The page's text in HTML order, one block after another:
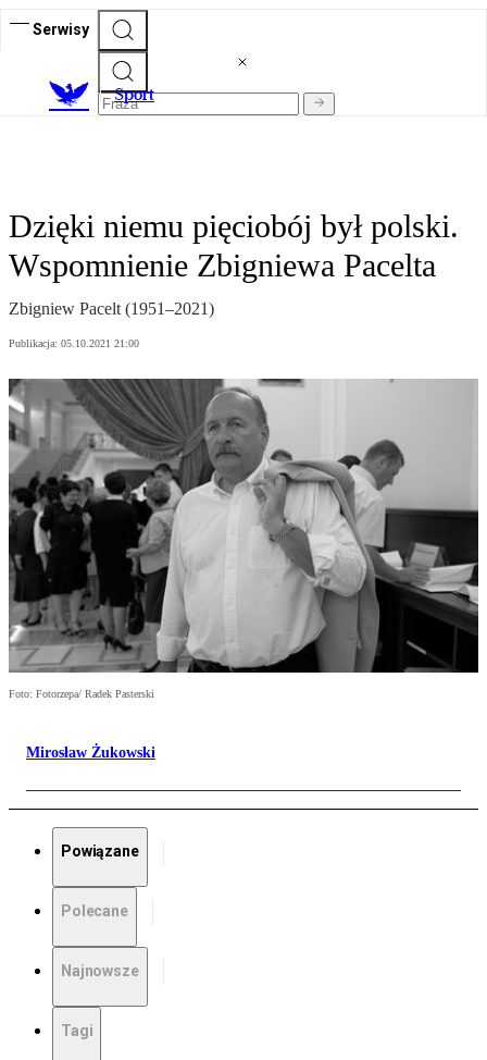
Serwisy
Sport
Dzięki niemu pięciobój był polski.
Wspomnienie Zbigniewa Pacelta
Zbigniew Pacelt (1951–2021)
Publikacja: 05.10.2021 21:00
Foto: Fotorzepa/ Radek Pasterski
Mirosław Żukowski
Powiązane
Polecane
Najnowsze
Tagi